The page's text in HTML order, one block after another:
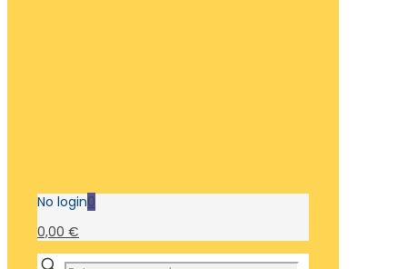
No login0
0,00 €